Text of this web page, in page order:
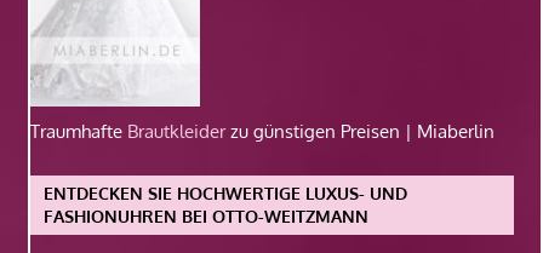
Traumhafte Brautkleiderzu günstigen Preisen | Miaberlin
ENTDECKEN SIE HOCHWERTIGE LUXUS- UND
FASHIONUHREN BEI OTTO-WEITZMANN